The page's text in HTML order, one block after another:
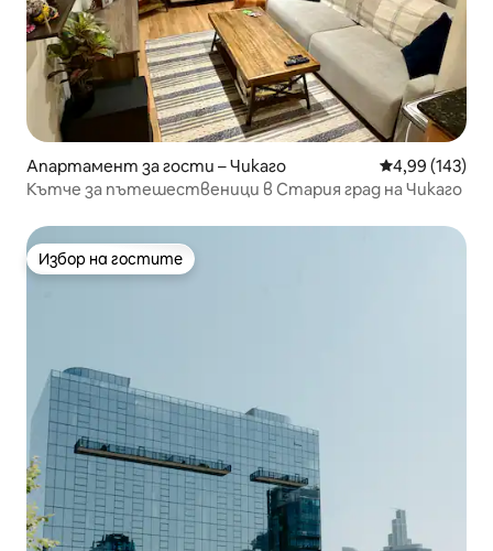
Апартамент за гости – Чикаго Средна
4,99 (143)
Кътче за пътешественици в Стария град на Чикаго
Избор на гостите
Избор на гостите